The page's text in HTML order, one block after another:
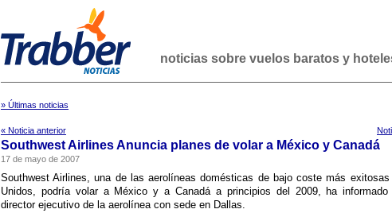
noticias sobre vuelos baratos y
» Últimas noticias
« Noticia anterior
Southwest Airlines Anuncia planes de volar a México y Canadá
17 de mayo de 2007
Southwest Airlines, una de las aerolí­neas domésticas de bajo coste más
Unidos, podrí­a volar a México y a Canadá a principios del 2009, ha informado
director ejecutivo de la aerolí­nea con sede en Dallas.